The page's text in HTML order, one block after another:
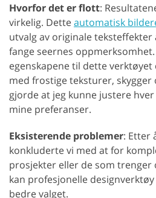
Hvorfor det er flott:
virkelig. Detteautomatisk
utvalg av originale teksteffekter
fange seernes
egenskapene til dette
med frostige teksturer, skygger
gjorde at jeg kunne justere
mine preferanser.
Eksisterende problemer: Etter
konkluderte vi med at for
prosjekter eller de som
kan profesjonelle
bedre valget.